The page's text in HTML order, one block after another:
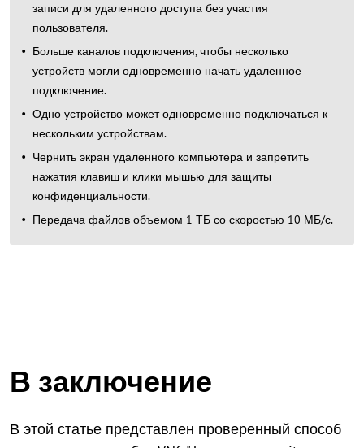
записи для удаленного доступа без участия
пользователя.
Больше каналов подключения, чтобы несколько
устройств могли одновременно начать удаленное
подключение.
Одно устройство может одновременно подключаться к
нескольким устройствам.
Чернить экран удаленного компьютера и запретить
нажатия клавиш и клики мышью для защиты
конфиденциальности.
Передача файлов объемом 1 ТБ со скоростью 10 МБ/с.
В заключение
В этой статье представлен проверенный способ